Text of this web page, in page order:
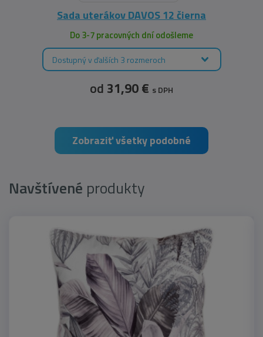
Sada uterákov DAVOS 12 čierna
Do 3-7 pracovných dní odošleme
Dostupný v ďalších 3 rozmeroch
od 31,90 € s DPH
Zobraziť všetky podobné
Navštívené produkty